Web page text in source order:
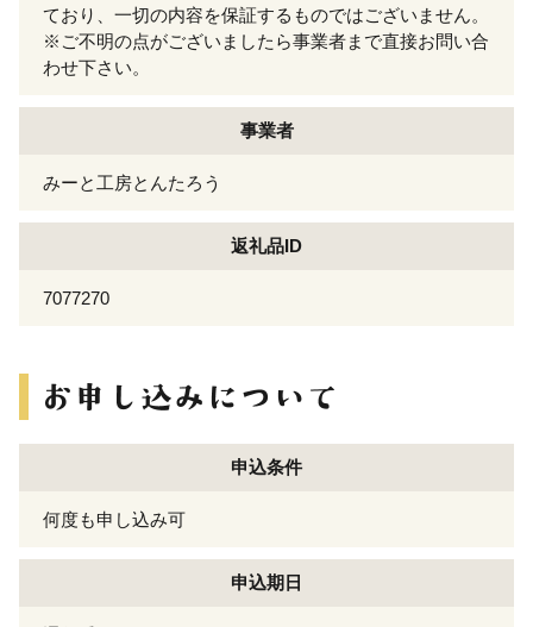
ており、一切の内容を保証するものではございません。
※ご不明の点がございましたら事業者まで直接お問い合
わせ下さい。
事業者
みーと工房とんたろう
返礼品ID
7077270
申込条件
何度も申し込み可
申込期日